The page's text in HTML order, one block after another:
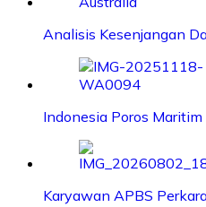
Analisis Kesenjangan
Indonesia Poros Maritim
Karyawan APBS